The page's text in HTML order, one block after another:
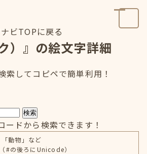
ビTOPに戻る
）』の絵文字詳細
索してコピペで簡単利用！
検索
ードから検索できます！
動物」など
#の後ろにUnicode）